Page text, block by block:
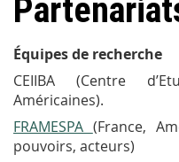
Équipes de recherche
CEIIBA (Centre
Américaines).
FRAMESPA (France,
pouvoirs, acteurs)